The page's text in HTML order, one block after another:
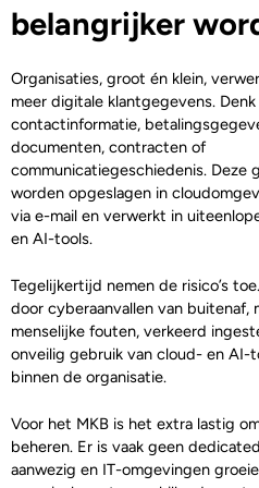
belangrijker
Organisaties, groot én klein,
meer digitale klantgegevens. Denk
contactinformatie,
documenten, contracten of
communicatiegeschiedenis. Deze
worden opgeslagen in
via e-mail en verwerkt in
en AI-tools.
Tegelijkertijd nemen de risico’s
door cyberaanvallen van buitenaf,
menselijke fouten, verkeerd
onveilig gebruik van cloud- en AI-
binnen de organisatie.
Voor het MKB is het extra lastig
beheren. Er is vaak geen
aanwezig en IT-omgevingen